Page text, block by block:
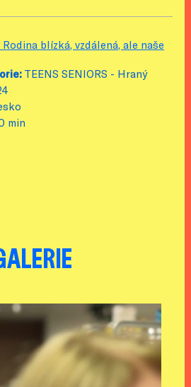
Rodina blízká, vzdálená, ale naše
TEENS SENIORS - Hraný
min